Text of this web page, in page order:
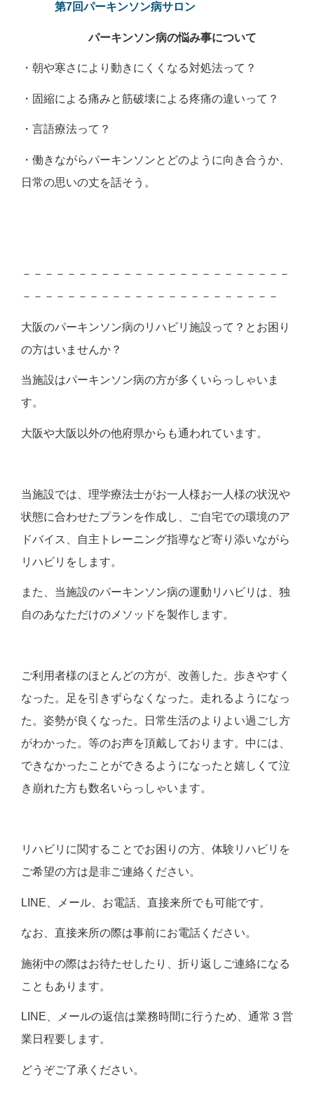
第7回パーキンソン病サロン
パーキンソン病の悩み事について
・朝や寒さにより動きにくくなる対処法って？
・固縮による痛みと筋破壊による疼痛の違いって？
・言語療法って？
・働きながらパーキンソンとどのように向き合うか、
日常の思いの丈を話そう。
－－－－－－－－－－－－－－－－－－－－－－－－
－－－－－－－－－－－－－－－－－－－－－－－
大阪のパーキンソン病のリハビリ施設って？とお困り
の方はいませんか？
当施設はパーキンソン病の方が多くいらっしゃいま
す。
大阪や大阪以外の他府県からも通われています。
当施設では、理学療法士がお一人様お一人様の状況や
状態に合わせたプランを作成し、ご自宅での環境のア
ドバイス、自主トレーニング指導など寄り添いながら
リハビリをします。
また、当施設のパーキンソン病の運動リハビリは、独
自のあなただけのメソッドを製作します。
ご利用者様のほとんどの方が、改善した。歩きやすく
なった。足を引きずらなくなった。走れるようになっ
た。姿勢が良くなった。日常生活のよりよい過ごし方
がわかった。等のお声を頂戴しております。中には、
できなかったことができるようになったと嬉しくて泣
き崩れた方も数名いらっしゃいます。
リハビリに関することでお困りの方、体験リハビリを
ご希望の方は是非ご連絡ください。
LINE、メール、お電話、直接来所でも可能です。
なお、直接来所の際は事前にお電話ください。
施術中の際はお待たせしたり、折り返しご連絡になる
こともあります。
LINE、メールの返信は業務時間に行うため、通常３営
業日程要します。
どうぞご了承ください。